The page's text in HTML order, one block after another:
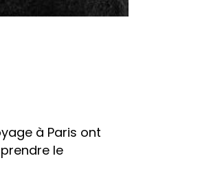
à Paris ont
le